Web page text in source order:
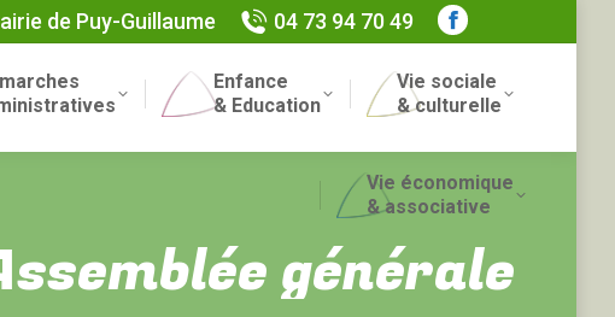
de Puy-Guillaume 04 73 94 70 49
Facebook
opens
new
window
Enfance
& Education
Vie sociale
& culturelle
Vie économique
& associative
générale